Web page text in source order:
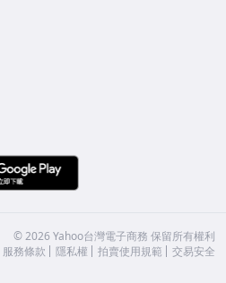
©2026 Yahoo台灣電子商務 保留所有權利
服務條款
隱私權 拍賣使用規範 交易安全